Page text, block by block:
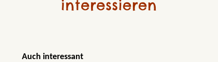
interessieren
Produktgalerie überspringen
Auch interessant